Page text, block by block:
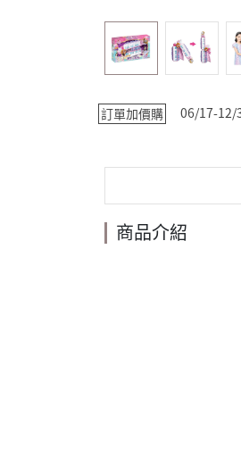
訂單加價購 06/17-12/
商品介紹